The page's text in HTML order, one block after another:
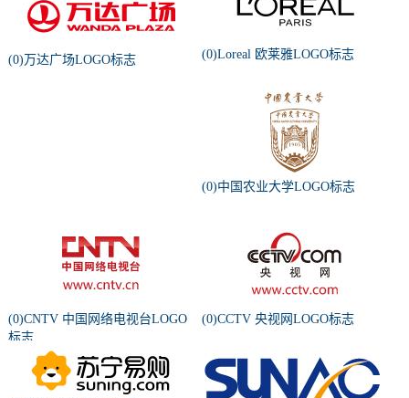
(0)万达广场LOGO标志 (0)Loreal 欧莱雅LOGO标志
(0)中国农业大学LOGO标志
(0)CNTV 中国网络电视台LOGO
标志
(0)CCTV 央视网LOGO标志